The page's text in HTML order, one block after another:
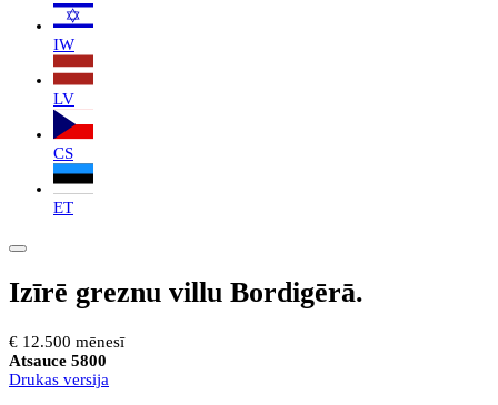
IW
LV
CS
ET
Izīrē greznu villu Bordigērā.
€ 12.500 mēnesī
Atsauce 5800
Drukas versija